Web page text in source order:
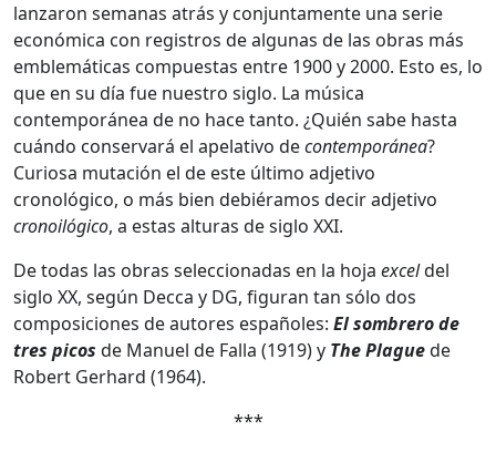
lanzaron semanas atrás y conjuntamente una serie
económica con registros de algunas de las obras más
emblemáticas compuestas entre 1900 y 2000. Esto es, lo
que en su día fue nuestro siglo. La música
contemporánea de no hace tanto. ¿Quién sabe hasta
cuándo conservará el apelativo decontemporánea?
Curiosa mutación el de este último adjetivo
cronológico, o más bien debiéramos decir adjetivo
cronoilógico, a estas alturas de siglo XXI.
De todas las obras seleccionadas en la hoja exceldel
siglo XX, según Decca y DG, figuran tan sólo dos
composiciones de autores españoles: El sombrero de
tres picos de Manuel de Falla (1919) y The Plaguede
Robert Gerhard (1964).
***